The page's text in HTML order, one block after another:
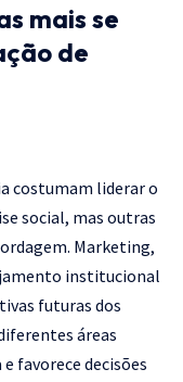
mais se
de
costumam liderar o
social, mas outras
Marketing,
institucional
futuras dos
áreas
favorece decisões